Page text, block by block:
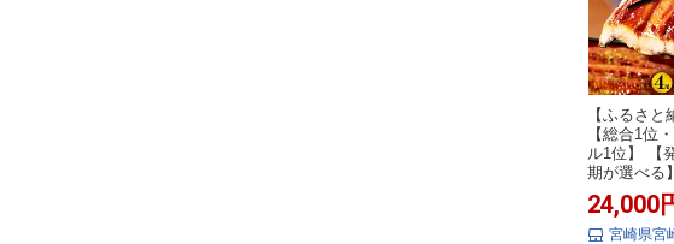
【ふるさと
【総合1位
ル1位】 【
期が選べる
産うなぎ蒲
計760g以上
うなぎ 蒲焼
24,000
宮崎県宮